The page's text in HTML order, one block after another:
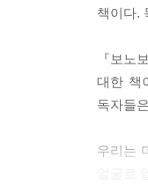
매일 거
고 나
해서 그
책이다.
『보노
대한 책
독자들
우리는